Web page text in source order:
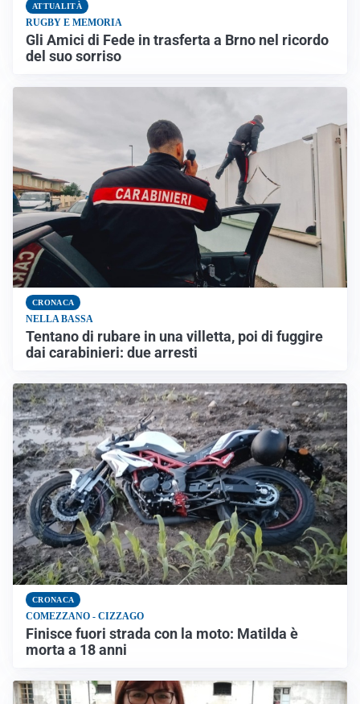
ATTUALITÀ
RUGBY E MEMORIA
Gli Amici di Fede in trasferta a Brno nel ricordo
del suo sorriso
CRONACA
NELLA BASSA
Tentano di rubare in una villetta, poi di fuggire
dai carabinieri: due arresti
CRONACA
COMEZZANO - CIZZAGO
Finisce fuori strada con la moto: Matilda è
morta a 18 anni